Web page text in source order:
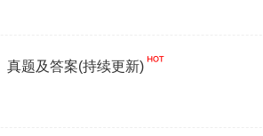
真题及答案(持续更新)